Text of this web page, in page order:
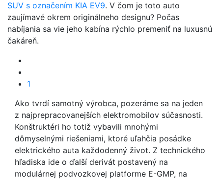
SUV s označením KIA EV9. V čom je toto auto
zaujímavé okrem originálneho designu? Počas
nabíjania sa vie jeho kabína rýchlo premeniť na luxusnú
čakáreň.
1
Ako tvrdí samotný výrobca, pozeráme sa na jeden
z najprepracovanejších elektromobilov súčasnosti.
Konštruktéri ho totiž vybavili mnohými
dômyselnými riešeniami, ktoré uľahčia posádke
elektrického auta každodenný život. Z technického
hľadiska ide o ďalší derivát postavený na
modulárnej podvozkovej platforme E-GMP, na